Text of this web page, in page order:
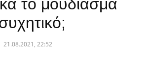
το μούδιασμα
21.08.2021, 22:52